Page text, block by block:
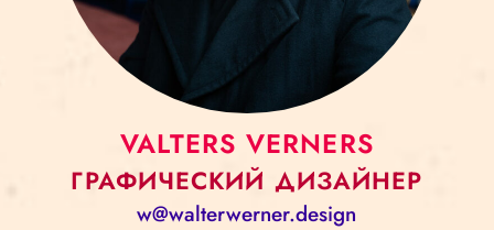
VALTERS VERNERS
ГРАФИЧЕСКИЙ ДИЗАЙНЕР
w@walterwerner.design